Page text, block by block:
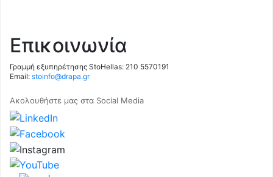
Επικοινωνία
Γραμμή εξυπηρέτησης StoHellas: 210 5570191
Email: stoinfo@drapa.gr
Ακολουθήστε μας στα Social Media